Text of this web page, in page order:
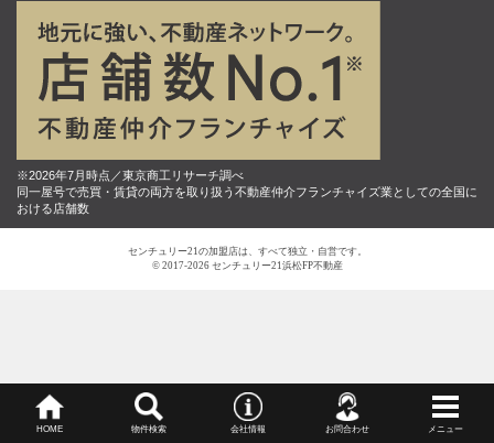
※2026年7月時点／東京商工リサーチ調べ
同一屋号で売買・賃貸の両方を取り扱う不動産仲介フランチャイズ業としての全国に
おける店舗数
センチュリー21の加盟店は、すべて独立・自営です。
© 2017-2026 センチュリー21浜松FP不動産
HOME 物件検索 会社情報 お問合わせ メニュー